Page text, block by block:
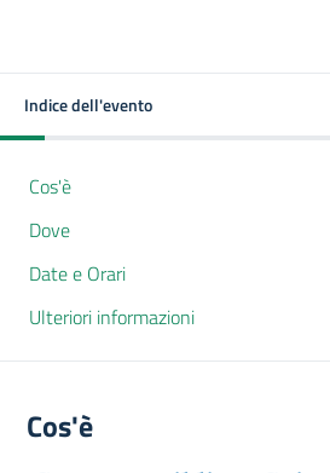
Indice dell'evento
Cos'è
Dove
Date e Orari
Ulteriori informazioni
Cos'è